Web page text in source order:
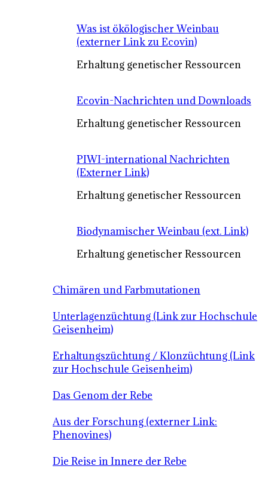
Was ist ökölogischer Weinbau
(externer Link zu Ecovin)
Erhaltung genetischer Ressourcen
Ecovin-Nachrichten und Downloads
Erhaltung genetischer Ressourcen
PIWI-international Nachrichten
(Externer Link)
Erhaltung genetischer Ressourcen
Biodynamischer Weinbau (ext. Link)
Erhaltung genetischer Ressourcen
Chimären und Farbmutationen
Unterlagenzüchtung (Link zur Hochschule
Geisenheim)
Erhaltungszüchtung / Klonzüchtung (Link
zur Hochschule Geisenheim)
Das Genom der Rebe
Aus der Forschung (externer Link:
Phenovines)
Die Reise in Innere der Rebe